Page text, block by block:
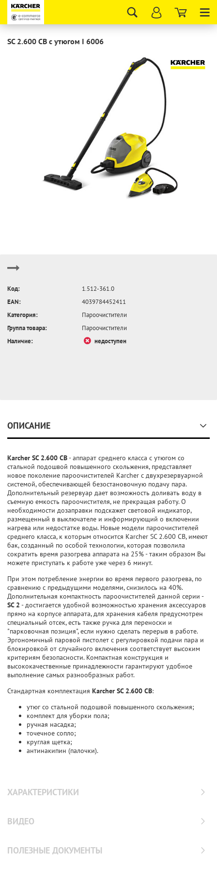
SC 2.600 СB с утюгом I 6006
Код:
1.512-361.0
EAN:
4039784452411
Категория:
Пароочистители
Группа товара:
Пароочистители
Наличие:
недоступен
ОПИСАНИЕ
Karcher SC 2.600 CB- аппарат среднего класса с утюгом со
стальной подошвой повышенного скольжения, представляет
новое поколение пароочистителей Karcher c двухрезервуарной
системой, обеспечивающей безостановочную подачу пара.
Дополнительный резервуар дает возможность доливать воду в
съемную емкость пароочистителя, не прекращая работу. О
необходимости дозаправки подскажет световой индикатор,
размещенный в выключателе и информирующий о включении
нагрева или недостатке воды. Новые модели пароочистителей
среднего класса, к которым относится Karcher SC 2.600 CB, имеют
бак, созданный по особой технологии, которая позволила
сократить время разогрева аппарата на 25% - таким образом Вы
можете приступать к работе уже через 6 минут.
При этом потребление энергии во время первого разогрева, по
сравнению с предыдущими моделями, снизилось на 40%.
Дополнительная компактность пароочистителей данной серии -
SC 2 - достигается удобной возможностью хранения аксессуаров
прямо на корпусе аппарата, для хранения кабеля предусмотрен
специальный отсек, есть также ручка для переноски и
"парковочная позиция", если нужно сделать перерыв в работе.
Эргономичный паровой пистолет с регулировкой подачи пара и
блокировкой от случайного включения соответствует высоким
критериям безопасности. Компактная конструкция и
высококачественные принадлежности гарантируют удобное
выполнение самых разнообразных работ.
Стандартная комплектация Karcher SC 2.600 CB:
утюг со стальной подошвой повышенного скольжения;
комплект для уборки пола;
ручная насадка;
точечное сопло;
круглая щетка;
антинакипин (палочки).
ХАРАКТЕРИСТИКИ
ВИДЕО
ПОЛЕЗНЫЕ ДОКУМЕНТЫ